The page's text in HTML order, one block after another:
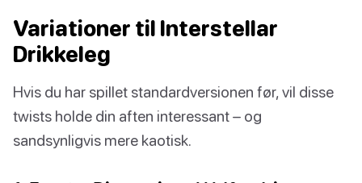
Variationer til Interstellar
Drikkeleg
Hvis du har spillet standardversionen før, vil disse
twists holde din aften interessant – og
sandsynligvis mere kaotisk.